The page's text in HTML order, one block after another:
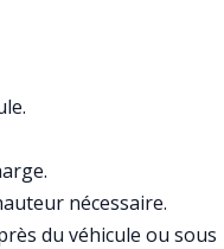
nécessaire.
du véhicule ou sous